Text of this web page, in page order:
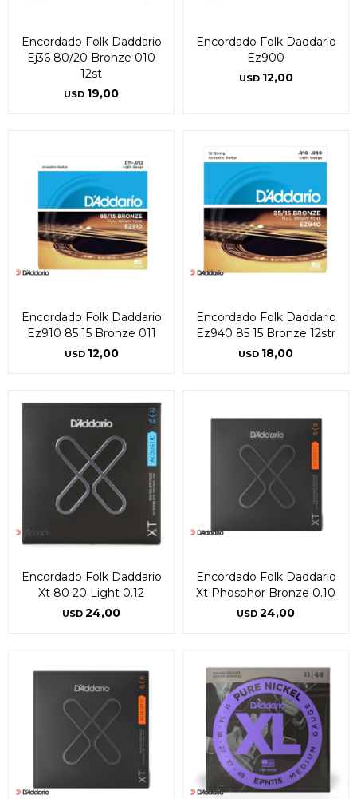
Encordado Folk Daddario
Ej36 80/20 Bronze 010
12st
USD 19,00
Encordado Folk Daddario
Ez900
USD 12,00
Encordado Folk Daddario
Ez910 85 15 Bronze 011
USD 12,00
Encordado Folk Daddario
Ez940 85 15 Bronze 12str
USD 18,00
Encordado Folk Daddario
Xt 80 20 Light 0.12
USD 24,00
Encordado Folk Daddario
Xt Phosphor Bronze 0.10
USD 24,00